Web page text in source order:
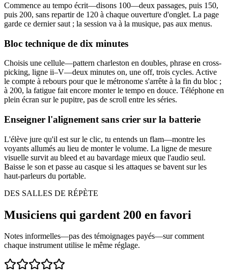
Commence au tempo écrit—disons 100—deux passages, puis 150,
puis 200, sans repartir de 120 à chaque ouverture d'onglet. La page
garde ce dernier saut ; la session va à la musique, pas aux menus.
Bloc technique de dix minutes
Choisis une cellule—pattern charleston en doubles, phrase en cross-
picking, ligne ii–V—deux minutes on, une off, trois cycles. Active
le compte à rebours pour que le métronome s'arrête à la fin du bloc ;
à 200, la fatigue fait encore monter le tempo en douce. Téléphone en
plein écran sur le pupitre, pas de scroll entre les séries.
Enseigner l'alignement sans crier sur la batterie
L'élève jure qu'il est sur le clic, tu entends un flam—montre les
voyants allumés au lieu de monter le volume. La ligne de mesure
visuelle survit au bleed et au bavardage mieux que l'audio seul.
Baisse le son et passe au casque si les attaques se bavent sur les
haut-parleurs du portable.
DES SALLES DE RÉPÈTE
Musiciens qui gardent 200 en favori
Notes informelles—pas des témoignages payés—sur comment
chaque instrument utilise le même réglage.